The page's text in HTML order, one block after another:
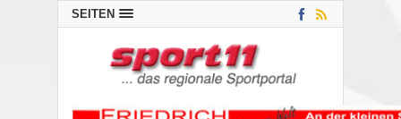
SEITEN